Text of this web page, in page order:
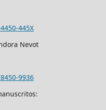
445X
Nevot
9936